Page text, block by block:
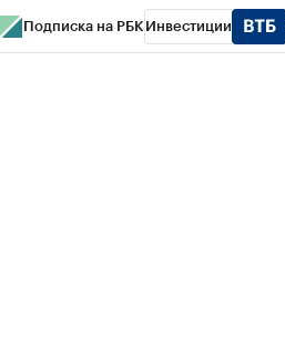
Подписка на РБК Инвестиции